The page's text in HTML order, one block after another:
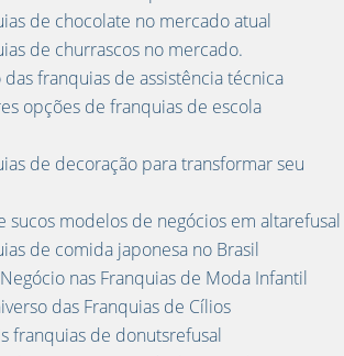
de chocolate no mercado atual
de churrascos no mercado.
franquias de assistência técnica
opções de franquias de escola
de decoração para transformar seu
sucos modelos de negócios em altarefusal
de comida japonesa no Brasil
nas Franquias de Moda Infantil
das Franquias de Cílios
franquias de donutsrefusal